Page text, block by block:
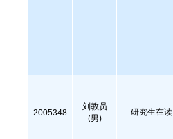
2005348
刘教员
(男)
研究生在读